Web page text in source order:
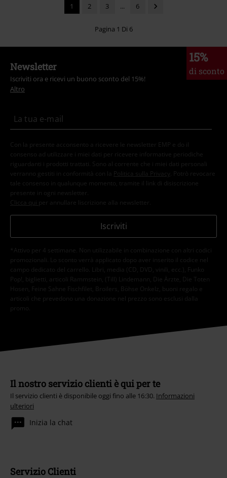
1 2 3 ... 6
Pagina 1 Di 6
15%
di sconto
Newsletter
Iscriviti ora e ricevi un buono sconto del 15%!
Altro
Con la presente acconsento a ricevere le newsletter EMP e do il
consenso ad utilizzare i miei dati per ricevere informative periodiche
riguardanti i prodotti trattati. Sono al corrente che i miei dati personali
verranno gestiti in conformità con la
Politica sulla Privacy
. Potrò revocare
tale consenso in qualunque momento, tramite il link di disiscrizione
presente in ogni newsletter.
Clicca qui per annullare liscrizione alla newsletter.
Iscriviti
*Attivo per 4 settimane. Non utilizzabile in combinazione con altri codici
promozionali. Lo sconto verrà applicato dopo aver inserito il codice nel
campo dedicato del carrello. Libri, media (CD, DVD, vinili, ecc.), Funko
Pop!, biglietti, articoli Rammstein, (Till) Lindemann, Die Ärzte, Die Toten
Hosen, Feine Sahne Fischfilet, Broilers, Böhse Onkelz, buoni regalo e
articoli che prevedono una donazione nel prezzo sono esclusi dalla
promo.
Il nostro servizio clienti è qui per te
Il servizio clienti è disponibile oggi fino alle 16:30. Informazioni
ulteriori
Inizia la chat
Servizio Clienti